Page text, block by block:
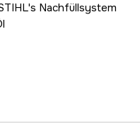
Nachfüllsystem